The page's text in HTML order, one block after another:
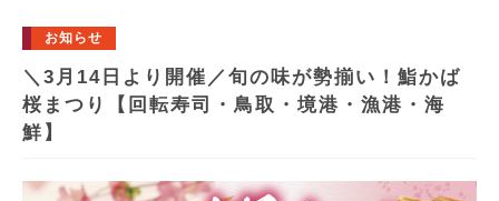
お知らせ
＼3月14日より開催／旬の味が勢揃い！鮨かば
桜まつり【回転寿司・鳥取・境港・漁港・海
鮮】